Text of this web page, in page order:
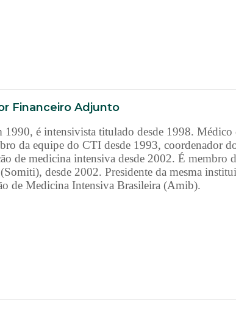
Financeiro Adjunto
é intensivista titulado desde 1998.
da equipe do CTI desde 1993, coordenador
de medicina intensiva desde 2002. É membro
desde 2002. Presidente da mesma
de Medicina Intensiva Brasileira (Amib).